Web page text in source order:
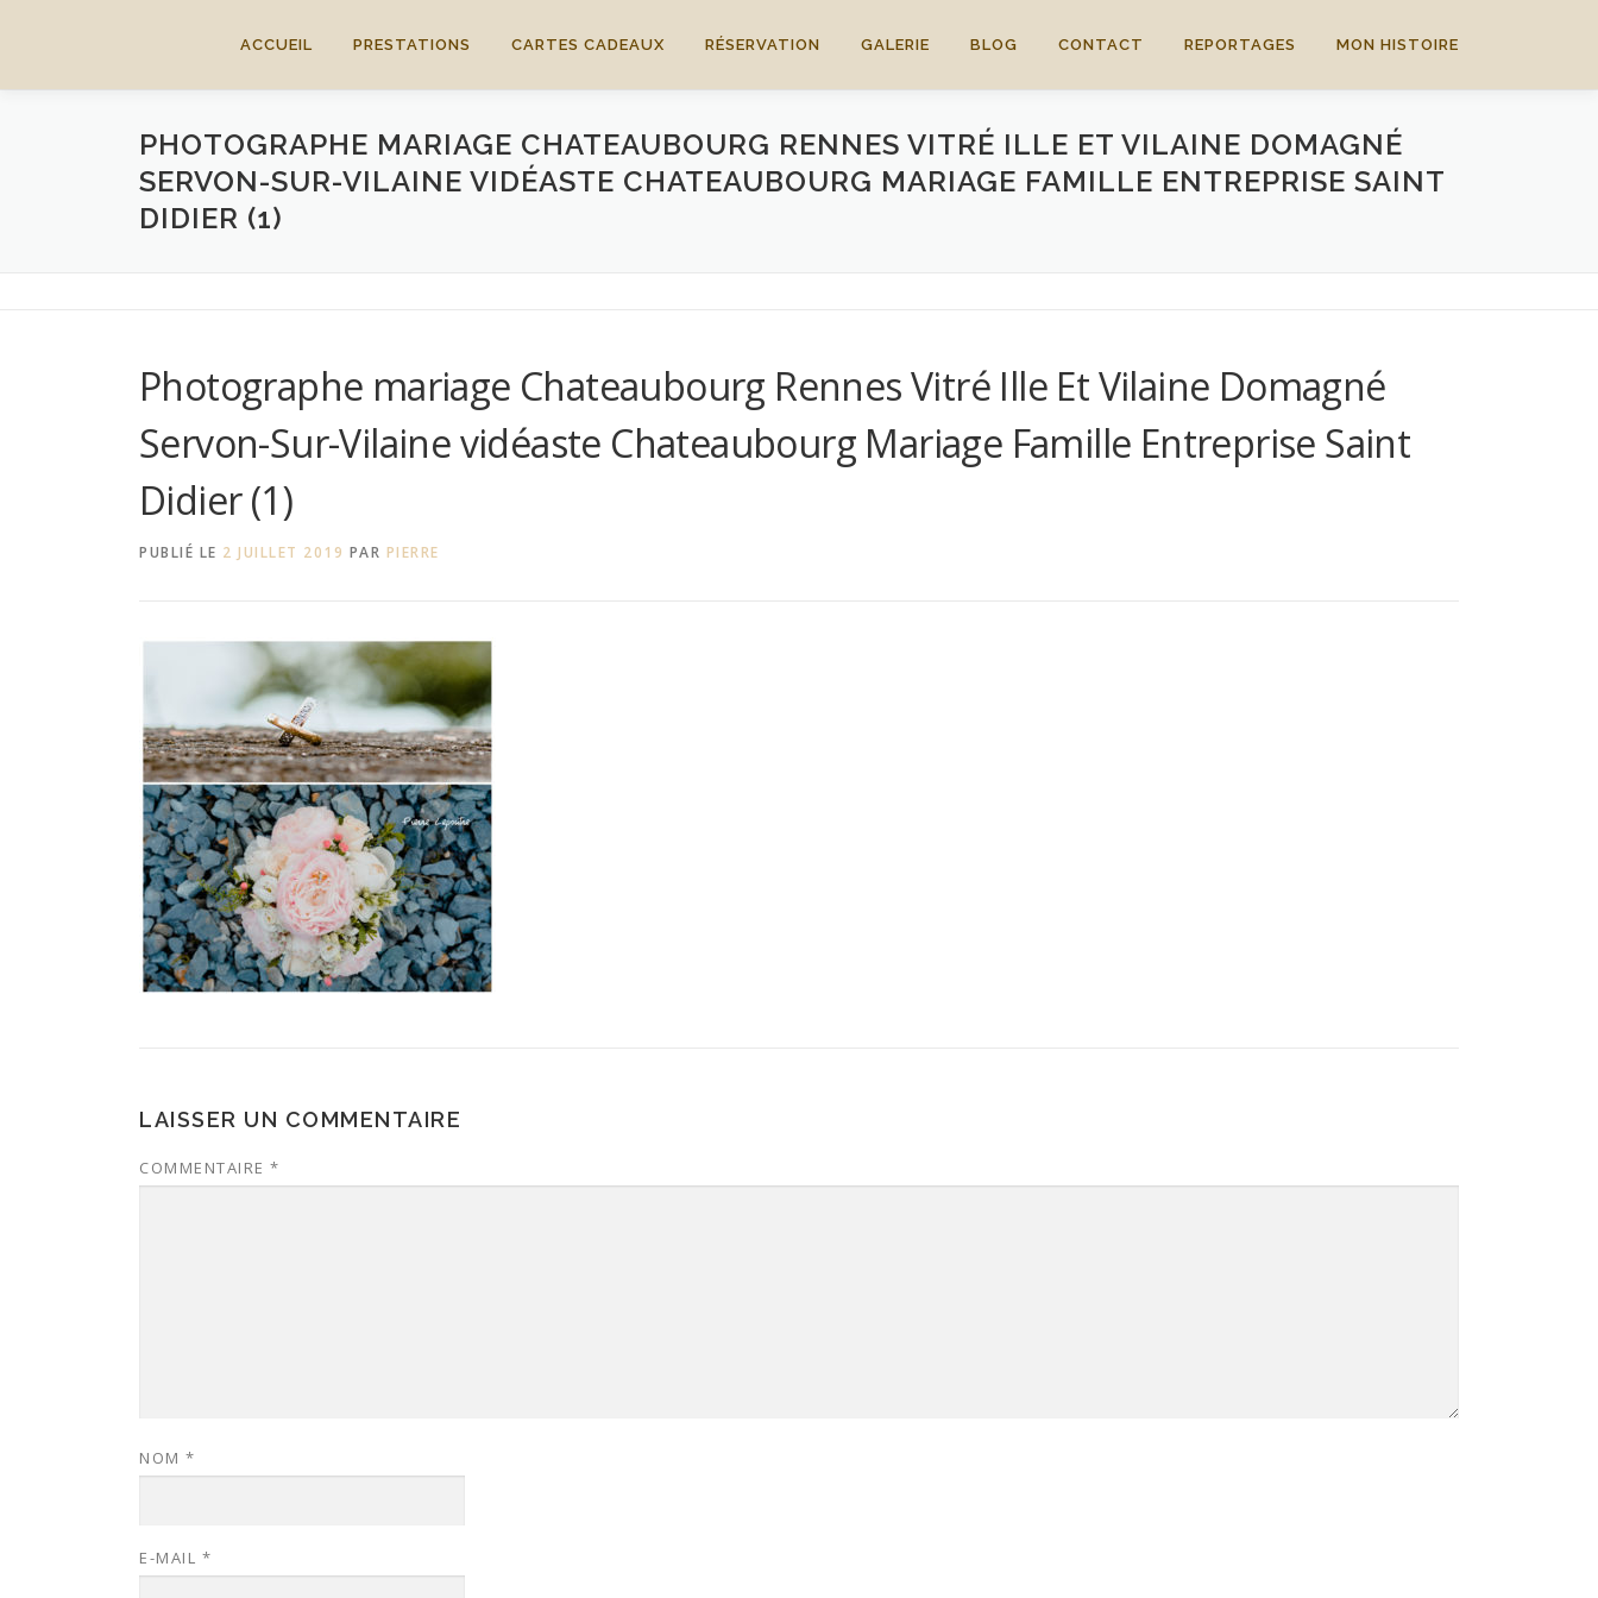
ACCUEIL PRESTATIONS CARTES CADEAUX RÉSERVATION GALERIE BLOG CONTACT REPORTAGES MON HISTOIRE
PHOTOGRAPHE MARIAGE CHATEAUBOURG RENNES VITRÉ ILLE ET VILAINE DOMAGNÉ
SERVON-SUR-VILAINE VIDÉASTE CHATEAUBOURG MARIAGE FAMILLE ENTREPRISE SAINT
DIDIER (1)
Photographe mariage Chateaubourg Rennes Vitré Ille Et Vilaine Domagné
Servon-Sur-Vilaine vidéaste Chateaubourg Mariage Famille Entreprise Saint
Didier (1)
PUBLIÉ LE 2 JUILLET 2019 PAR PIERRE
LAISSER UN COMMENTAIRE
COMMENTAIRE *
NOM *
E-MAIL *